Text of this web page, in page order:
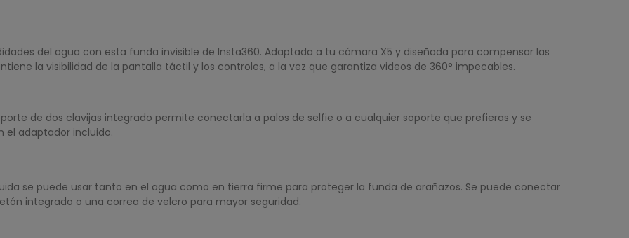
del agua con esta funda invisible de Insta360. Adaptada a tu cámara X5 y diseñada para compensar las
la visibilidad de la pantalla táctil y los controles, a la vez que garantiza videos de 360° impecables.
de dos clavijas integrado permite conectarla a palos de selfie o a cualquier soporte que prefieras y se
el adaptador incluido.
se puede usar tanto en el agua como en tierra firme para proteger la funda de arañazos. Se puede conectar
integrado o una correa de velcro para mayor seguridad.